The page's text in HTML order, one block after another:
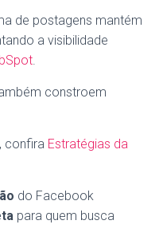
de postagens mantém
a visibilidade
.
constroem
confira Estratégias da
do Facebook
para quem busca